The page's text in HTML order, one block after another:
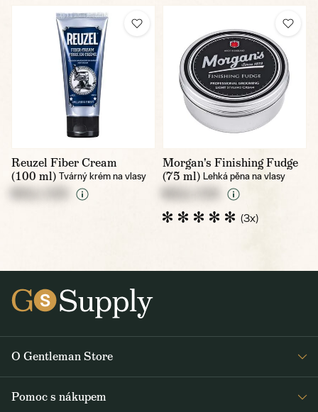
Reuzel Fiber Cream
(100 ml) Tvárný krém na vlasy
Morgan's Finishing Fudge
(75 ml) Lehká pěna na vlasy
(3x)
O Gentleman Store
Pomoc s nákupem